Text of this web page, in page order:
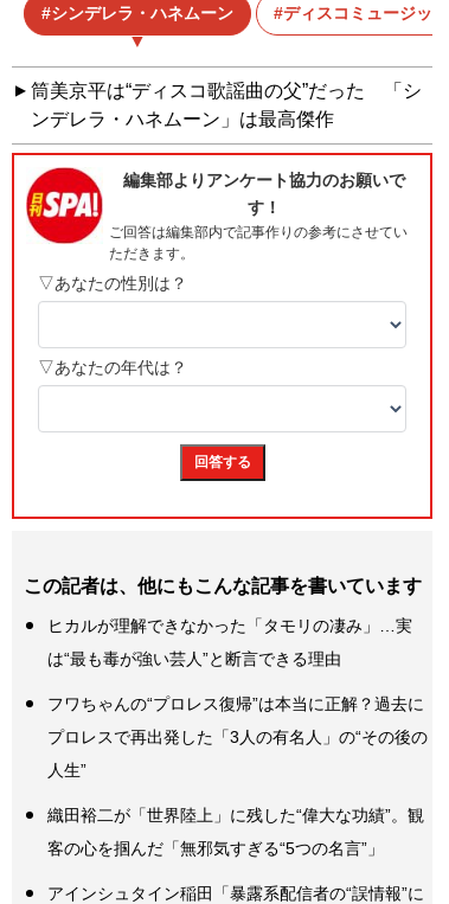
シンデレラ・ハネムーン ディスコミュージック
筒美京平は“ディスコ歌謡曲の父”だった 「シ
ンデレラ・ハネムーン」は最高傑作
この記者は、他にもこんな記事を書いています
ヒカルが理解できなかった「タモリの凄み」…実
は“最も毒が強い芸人”と断言できる理由
フワちゃんの“プロレス復帰”は本当に正解？過去に
プロレスで再出発した「3人の有名人」の“その後の
人生”
織田裕二が「世界陸上」に残した“偉大な功績”。観
客の心を掴んだ「無邪気すぎる“5つの名言”」
アインシュタイン稲田「暴露系配信者の“誤情報”に